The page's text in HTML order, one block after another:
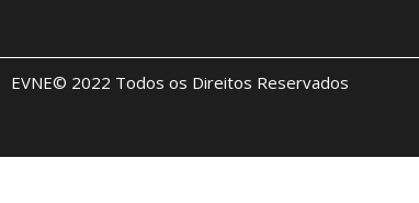
EVNE© 2022 Todos os Direitos Reservados